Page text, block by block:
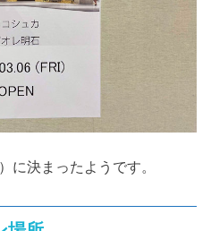
に決まったようです。